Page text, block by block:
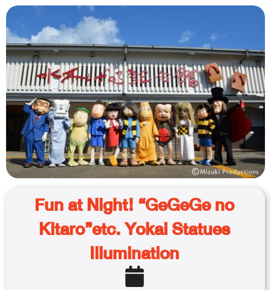
Fun at Night! “GeGeGe no
Kitaro”etc. Yokai Statues
Illumination